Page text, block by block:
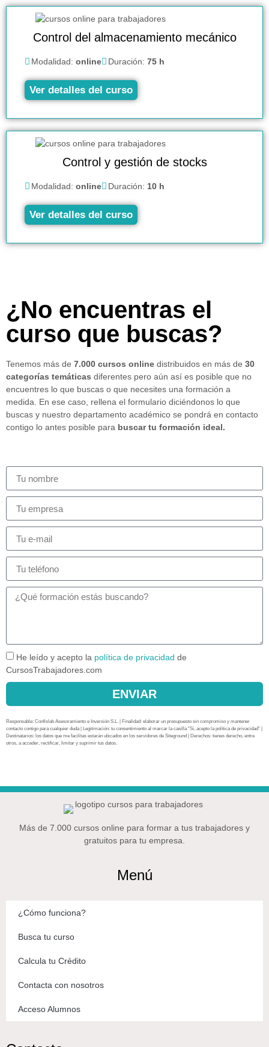
Control del almacenamiento mecánico
Modalidad: online Duración: 75 h
Ver detalles del curso
Control y gestión de stocks
Modalidad: online Duración: 10 h
Ver detalles del curso
¿No encuentras el
curso que buscas?
Tenemos más de 7.000 cursos online distribuidos en más de 30
categorías temáticas diferentes pero aún así es posible que no
encuentres lo que buscas o que necesites una formación a
medida. En ese caso, rellena el formulario diciéndonos lo que
buscas y nuestro departamento académico se pondrá en contacto
contigo lo antes posible para buscar tu formación ideal.
He leído y acepto la política de privacidad de
CursosTrabajadores.com
ENVIAR
Responsable: Confislab Asesoramiento e Inversión S.L. | Finalidad: elaborar un presupuesto sin compromiso y mantener
contacto contigo para cualquier duda | Legitimación: tu consentimiento al marcar la casilla “Sí, acepto la política de privacidad” |
Destinatarios: los datos que me facilitas estarán ubicados en los servidores de Siteground | Derechos: tienes derecho, entre
otros, a acceder, rectificar, limitar y suprimir tus datos.
Más de 7.000 cursos online para formar a tus trabajadores y
gratuitos para tu empresa.
Menú
¿Cómo funciona?
Busca tu curso
Calcula tu Crédito
Contacta con nosotros
Acceso Alumnos